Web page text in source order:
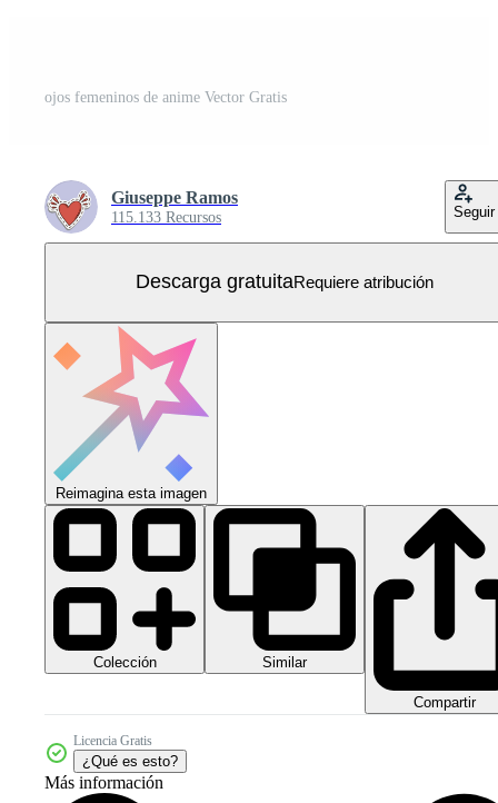
ojos femeninos de anime Vector Gratis
Giuseppe Ramos
115.133 Recursos Seguir
Descarga gratuitaRequiere atribución
Reimagina esta imagen
Colección Similar
Compartir
Licencia Gratis
¿Qué es esto?
Más información